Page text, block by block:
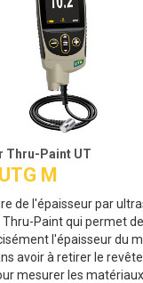
Thru-Paint UT
M
de l'épaisseur par
Paint qui permet
l'épaisseur du
avoir à retirer le
mesurer les